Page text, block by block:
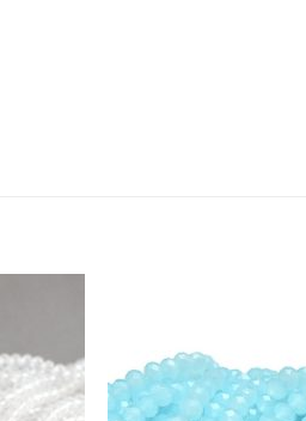
Lägg
till i
önskelistan